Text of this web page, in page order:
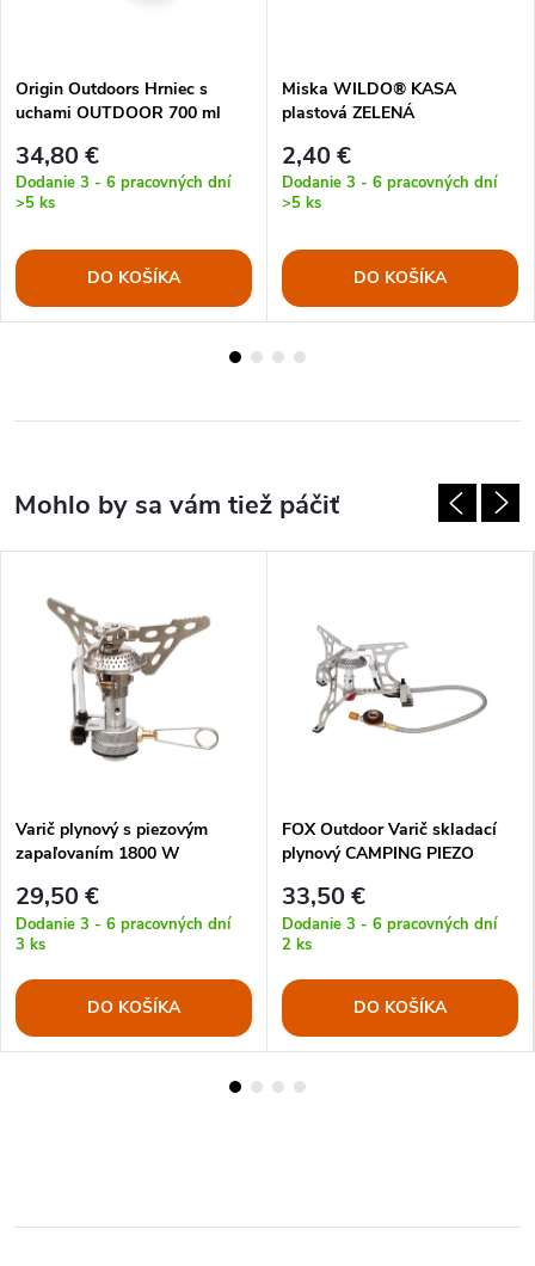
Origin Outdoors Hrniec s
uchami OUTDOOR 700 ml
34,80 €
Dodanie 3 - 6 pracovných dní
>5 ks
DO KOŠÍKA
Miska WILDO® KASA
plastová ZELENÁ
2,40 €
Dodanie 3 - 6 pracovných dní
>5 ks
DO KOŠÍKA
Varič plynový s piezovým
zapaľovaním 1800 W
29,50 €
Dodanie 3 - 6 pracovných dní
3 ks
DO KOŠÍKA
FOX Outdoor Varič skladací
plynový CAMPING PIEZO
33,50 €
Dodanie 3 - 6 pracovných dní
2 ks
DO KOŠÍKA